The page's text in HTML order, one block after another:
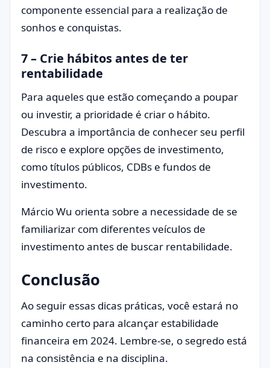
componente essencial para a realização de
sonhos e conquistas.
7 – Crie hábitos antes de ter
rentabilidade
Para aqueles que estão começando a poupar
ou investir, a prioridade é criar o hábito.
Descubra a importância de conhecer seu perfil
de risco e explore opções de investimento,
como títulos públicos, CDBs e fundos de
investimento.
Márcio Wu orienta sobre a necessidade de se
familiarizar com diferentes veículos de
investimento antes de buscar rentabilidade.
Conclusão
Ao seguir essas dicas práticas, você estará no
caminho certo para alcançar estabilidade
financeira em 2024. Lembre-se, o segredo está
na consistência e na disciplina.